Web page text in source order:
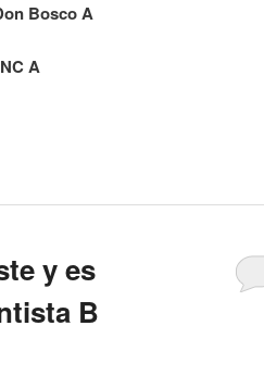
Bosco A
A
y es
B